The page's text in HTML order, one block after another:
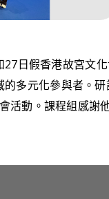
日假香港故宮文
多元化參與者。
活動。課程組感